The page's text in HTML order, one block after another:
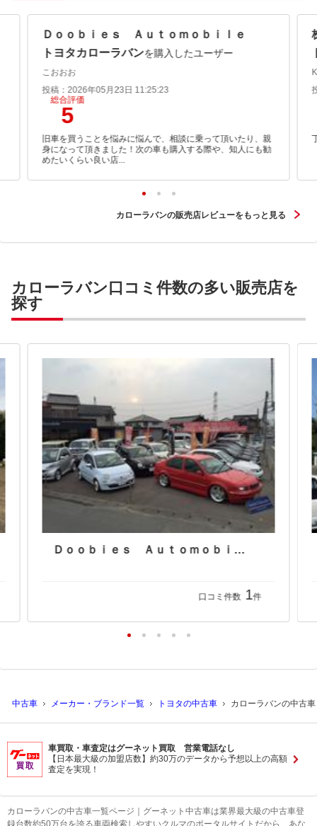
Ｄｏｏｂｉｅｓ Ａｕｔｏｍｏｂｉｌｅ
トヨタカローラバンを購入したユーザー
こおおお
投稿：2026年05月23日 11:25:23
総合評価
5
旧車を買うことを悩みに悩んで、相談に乗って頂いたり、親
身になって頂きました！次の車も購入する際や、知人にも勧
めたいくらい良い店...
カローラバンの販売店レビューをもっと見る
カローラバン口コミ件数の多い販売店を
探す
Ｄｏｏｂｉｅｓ Ａｕｔｏｍｏｂｉｌｅ
口コミ件数 1件
中古車 メーカー・ブランド一覧 トヨタの中古車 カローラバンの中古車
車買取・車査定はグーネット買取 営業電話なし
【日本最大級の加盟店数】約30万のデータから予想以上の高額
査定を実現！
カローラバンの中古車一覧ページ｜グーネット中古車は業界最大級の中古車登
録台数約50万台を誇る車両検索しやすいクルマのポータルサイトだから、あな